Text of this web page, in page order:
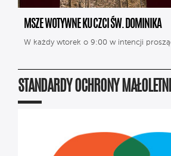
MSZE WOTYWNE KU CZCI ŚW. DOMINIKA
W każdy wtorek o 9:00 w intencji
STANDARDY OCHRONY